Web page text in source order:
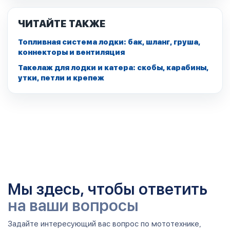
ЧИТАЙТЕ ТАКЖЕ
Топливная система лодки: бак, шланг, груша,
коннекторы и вентиляция
Такелаж для лодки и катера: скобы, карабины,
утки, петли и крепеж
Мы здесь, чтобы ответить
на ваши вопросы
Задайте интересующий вас вопрос по мототехнике,